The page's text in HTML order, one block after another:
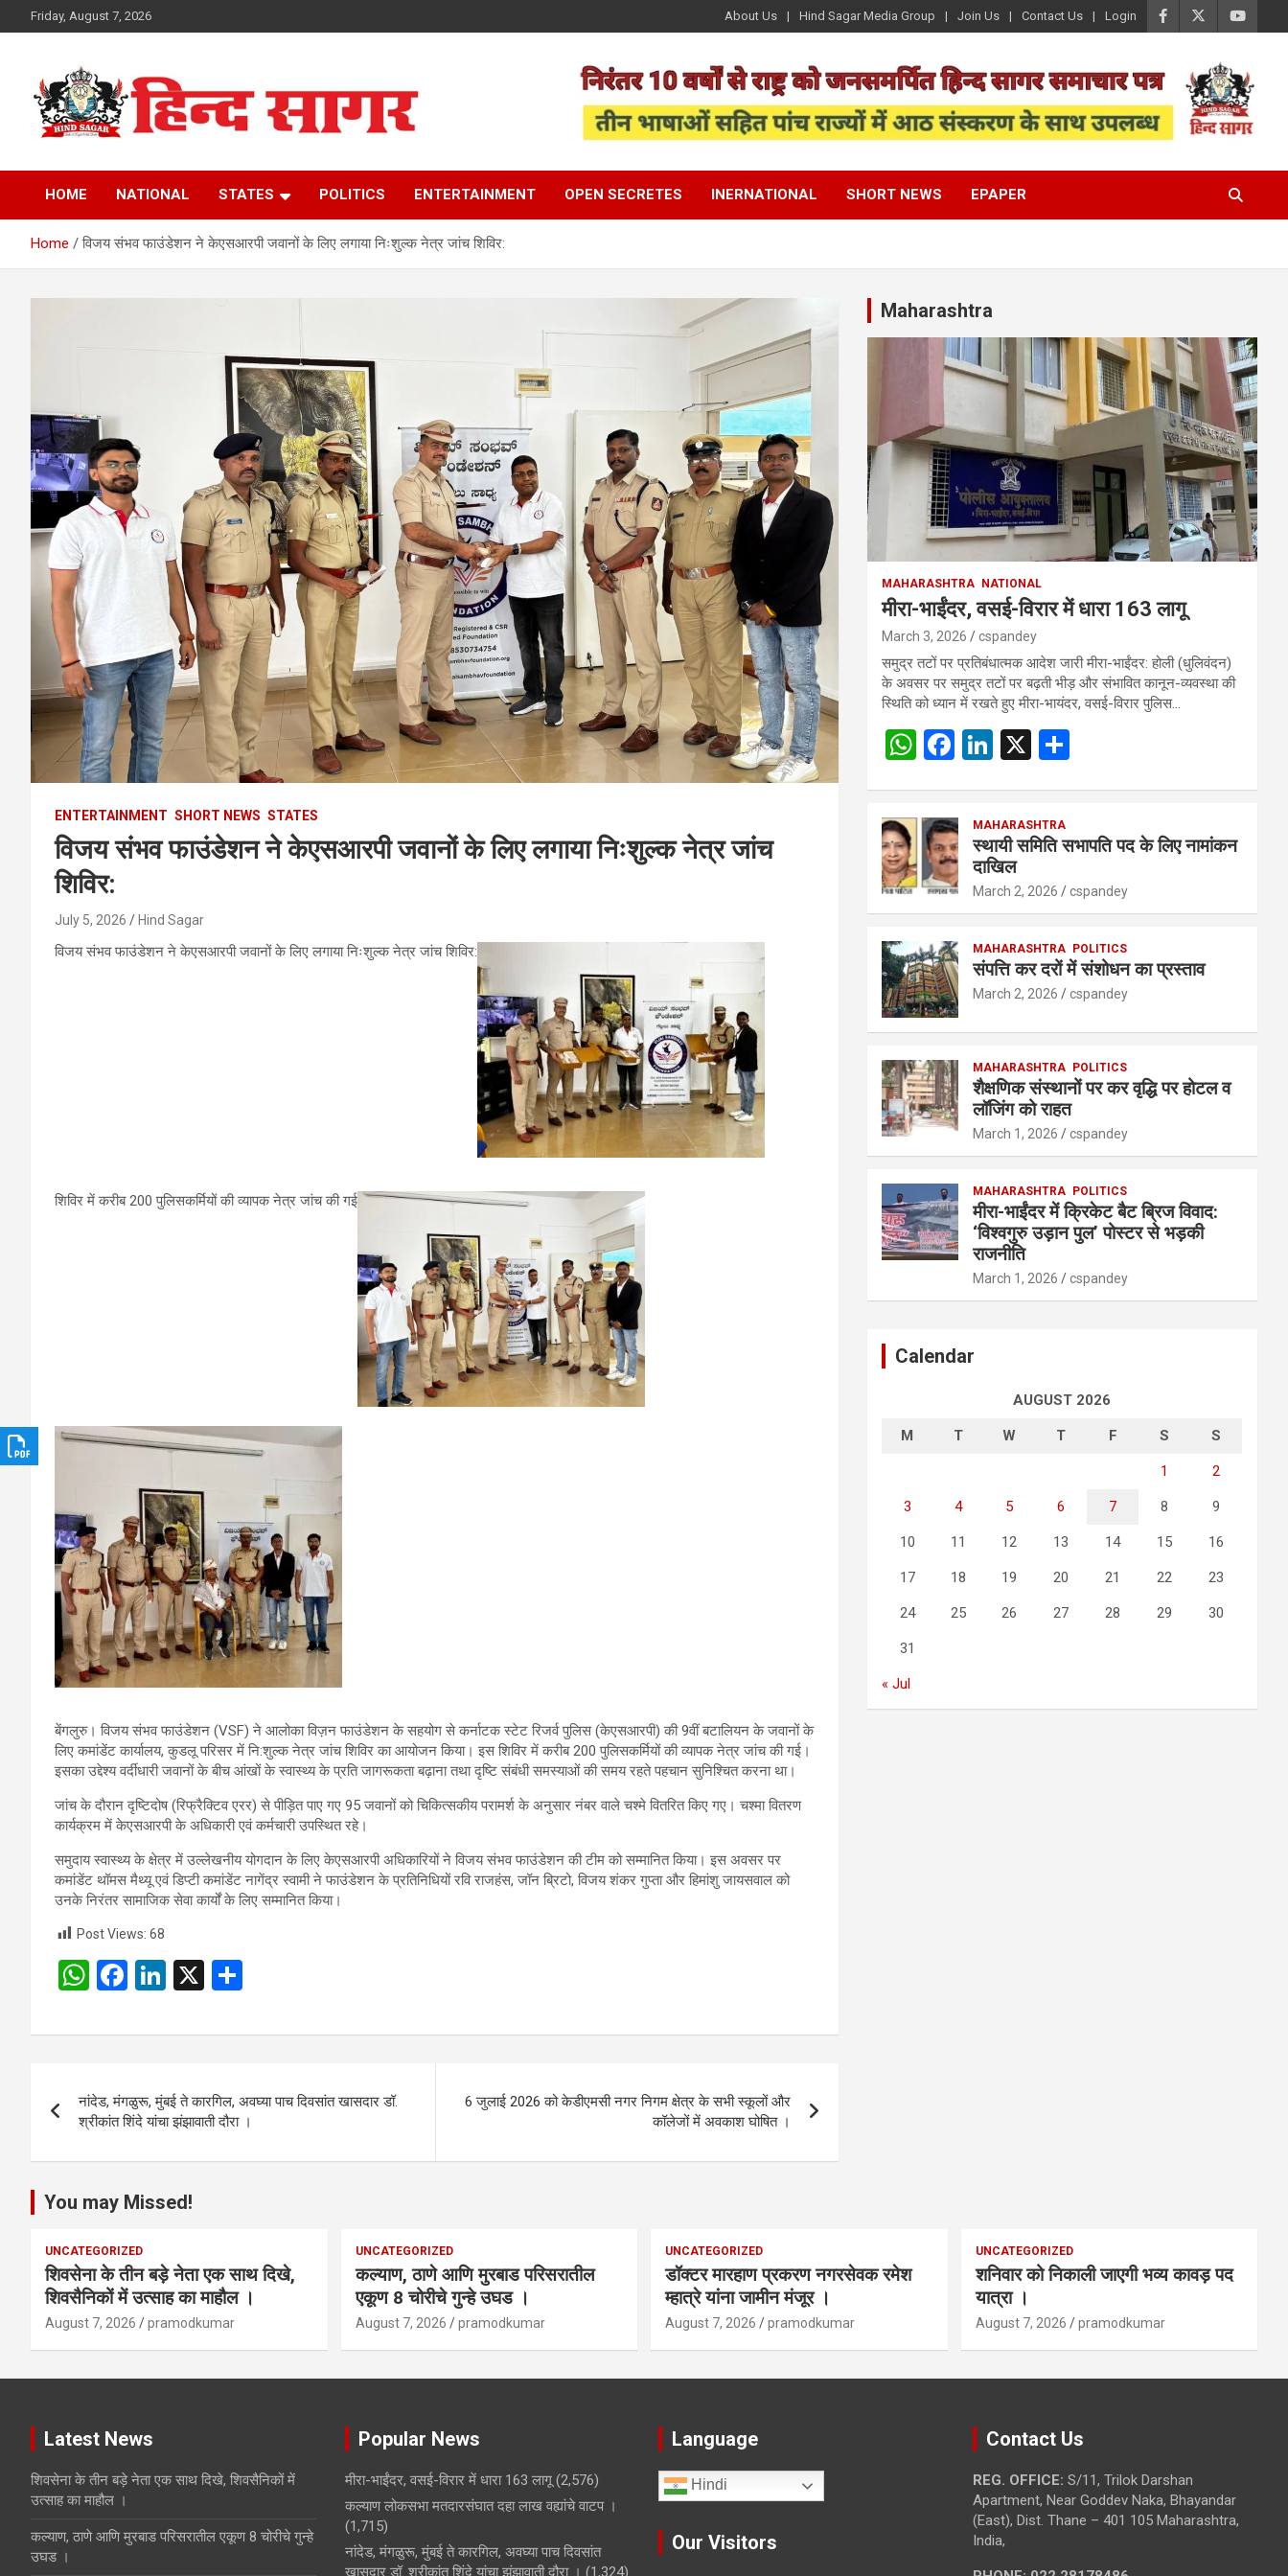
to
Friday, August 7, 2026 About Us Hind Sagar Media Group Join Us Contact Us Login
Hind Sagar
HOME NATIONAL STATES POLITICS ENTERTAINMENT OPEN SECRETES INERNATIONAL SHORT NEWS EPAPER
Home विजय संभव फाउंडेशन ने केएसआरपी जवानों के लिए लगाया निःशुल्क नेत्र जांच शिविर:
ENTERTAINMENT SHORT NEWS STATES
विजय संभव फाउंडेशन ने केएसआरपी जवानों के लिए लगाया निःशुल्क नेत्र जांच
शिविर:
July 5, 2026 Hind Sagar
विजय संभव फाउंडेशन ने केएसआरपी जवानों के लिए लगाया निःशुल्क नेत्र जांच शिविर:
शिविर में करीब 200 पुलिसकर्मियों की व्यापक नेत्र जांच की गई
बेंगलुरु। विजय संभव फाउंडेशन (VSF) ने आलोका विज़न फाउंडेशन के सहयोग से कर्नाटक स्टेट रिजर्व पुलिस (केएसआरपी) की 9वीं बटालियन के जवानों के
लिए कमांडेंट कार्यालय, कुडलू परिसर में नि:शुल्क नेत्र जांच शिविर का आयोजन किया। इस शिविर में करीब 200 पुलिसकर्मियों की व्यापक नेत्र जांच की गई।
इसका उद्देश्य वर्दीधारी जवानों के बीच आंखों के स्वास्थ्य के प्रति जागरूकता बढ़ाना तथा दृष्टि संबंधी समस्याओं की समय रहते पहचान सुनिश्चित करना था।
जांच के दौरान दृष्टिदोष (रिफ्रैक्टिव एरर) से पीड़ित पाए गए 95 जवानों को चिकित्सकीय परामर्श के अनुसार नंबर वाले चश्मे वितरित किए गए। चश्मा वितरण
कार्यक्रम में केएसआरपी के अधिकारी एवं कर्मचारी उपस्थित रहे।
समुदाय स्वास्थ्य के क्षेत्र में उल्लेखनीय योगदान के लिए केएसआरपी अधिकारियों ने विजय संभव फाउंडेशन की टीम को सम्मानित किया। इस अवसर पर
कमांडेंट थॉमस मैथ्यू एवं डिप्टी कमांडेंट नागेंद्र स्वामी ने फाउंडेशन के प्रतिनिधियों रवि राजहंस, जॉन ब्रिटो, विजय शंकर गुप्ता और हिमांशु जायसवाल को
उनके निरंतर सामाजिक सेवा कार्यों के लिए सम्मानित किया।
Post Views: 68
W
at
A
p
p
F
ce
o
o
k
Li
ke
n
X
ar
navigation
नांदेड, मंगळुरू, मुंबई ते कारगिल, अवघ्या पाच दिवसांत खासदार डॉ.
श्रीकांत शिंदे यांचा झंझावाती दौरा ।
6 जुलाई 2026 को केडीएमसी नगर निगम क्षेत्र के सभी स्कूलों और
कॉलेजों में अवकाश घोषित ।
Maharashtra
MAHARASHTRA NATIONAL
मीरा-भाईंदर, वसई-विरार में धारा 163 लागू
March 3, 2026 cspandey
समुद्र तटों पर प्रतिबंधात्मक आदेश जारी मीरा-भाईंदर: होली (धुलिवंदन)
के अवसर पर समुद्र तटों पर बढ़ती भीड़ और संभावित कानून-व्यवस्था की
स्थिति को ध्यान में रखते हुए मीरा-भायंदर, वसई-विरार पुलिस…
W
s
A
p
F
b
o
o
Li
dI
n
X
e
MAHARASHTRA
स्थायी समिति सभापति पद के लिए नामांकन
दाखिल
March 2, 2026 cspandey
MAHARASHTRA POLITICS
संपत्ति कर दरों में संशोधन का प्रस्ताव
March 2, 2026 cspandey
MAHARASHTRA POLITICS
शैक्षणिक संस्थानों पर कर वृद्धि पर होटल व
लॉजिंग को राहत
March 1, 2026 cspandey
MAHARASHTRA POLITICS
मीरा-भाईंदर में क्रिकेट बैट ब्रिज विवाद:
‘विश्वगुरु उड़ान पुल’ पोस्टर से भड़की
राजनीति
March 1, 2026 cspandey
Calendar
AUGUST 2026
M T W T F S S
1 2
3 4 5 6 7 8 9
10 11 12 13 14 15 16
17 18 19 20 21 22 23
24 25 26 27 28 29 30
31
« Jul
You may Missed!
UNCATEGORIZED
शिवसेना के तीन बड़े नेता एक साथ दिखे,
शिवसैनिकों में उत्साह का माहौल ।
August 7, 2026 pramodkumar
UNCATEGORIZED
कल्याण, ठाणे आणि मुरबाड परिसरातील
एकूण 8 चोरीचे गुन्हे उघड ।
August 7, 2026 pramodkumar
UNCATEGORIZED
डॉक्टर मारहाण प्रकरण नगरसेवक रमेश
म्हात्रे यांना जामीन मंजूर ।
August 7, 2026 pramodkumar
UNCATEGORIZED
शनिवार को निकाली जाएगी भव्य कावड़ पद
यात्रा ।
August 7, 2026 pramodkumar
Latest News
शिवसेना के तीन बड़े नेता एक साथ दिखे, शिवसैनिकों में
उत्साह का माहौल ।
कल्याण, ठाणे आणि मुरबाड परिसरातील एकूण 8 चोरीचे गुन्हे
उघड ।
Popular News
मीरा-भाईंदर, वसई-विरार में धारा 163 लागू (2,576)
कल्याण लोकसभा मतदारसंघात दहा लाख वह्यांचे वाटप ।
(1,715)
नांदेड, मंगळुरू, मुंबई ते कारगिल, अवघ्या पाच दिवसांत
खासदार डॉ. श्रीकांत शिंदे यांचा झंझावाती दौरा । (1,324)
Language
Hindi
Our Visitors
Contact Us
REG. OFFICE: S/11, Trilok Darshan
Apartment, Near Goddev Naka, Bhayandar
(East), Dist. Thane – 401 105 Maharashtra,
India,